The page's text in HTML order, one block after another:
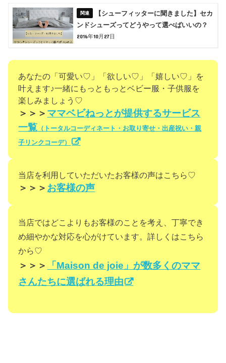
【シューフィッターに聞きました】セカ
ンドシューズってどうやって選べばいいの？
2016年10月27日
あなたの「可愛い♡」「欲しい♡」「嬉しい♡」を
叶えます♪一緒にもっともっとベビー服・子供服を
楽しみましょう♡
＞＞＞ ママベビねっとが提供するサービス
一覧 （トータルコーディネート・お取り寄せ・出産祝い・親
子リンクコーデ）
当店を利用していただいたお客様の声はこちら♡
＞＞＞ お客様の声
当店ではどこよりもお客様のことを考え、丁寧でき
め細やかな対応を心がけています。詳しくはこちら
から♡
＞＞＞
「Maison de joie」が数多くのママ
さんたちに選ばれる理由